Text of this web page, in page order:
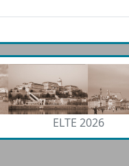
ELTE 2026